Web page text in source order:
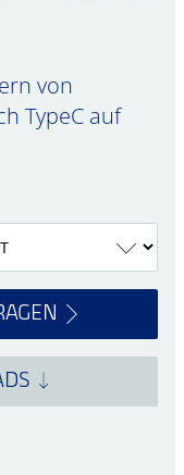
von
TypeC auf